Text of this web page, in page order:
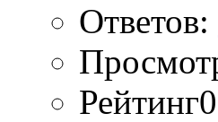
Ответов: